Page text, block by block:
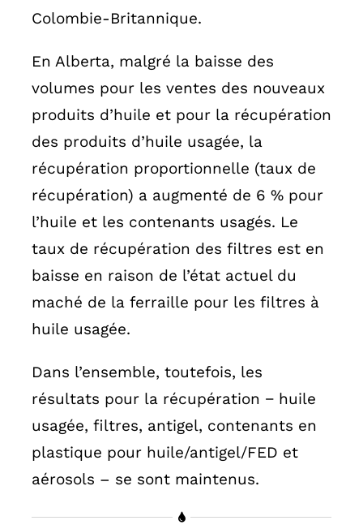
Colombie-Britannique.
En Alberta, malgré la baisse des
volumes pour les ventes des nouveaux
produits d’huile et pour la récupération
des produits d’huile usagée, la
récupération proportionnelle (taux de
récupération) a augmenté de 6 % pour
l’huile et les contenants usagés. Le
taux de récupération des filtres est en
baisse en raison de l’état actuel du
maché de la ferraille pour les filtres à
huile usagée.
Dans l’ensemble, toutefois, les
résultats pour la récupération − huile
usagée, filtres, antigel, contenants en
plastique pour huile/antigel/FED et
aérosols – se sont maintenus.